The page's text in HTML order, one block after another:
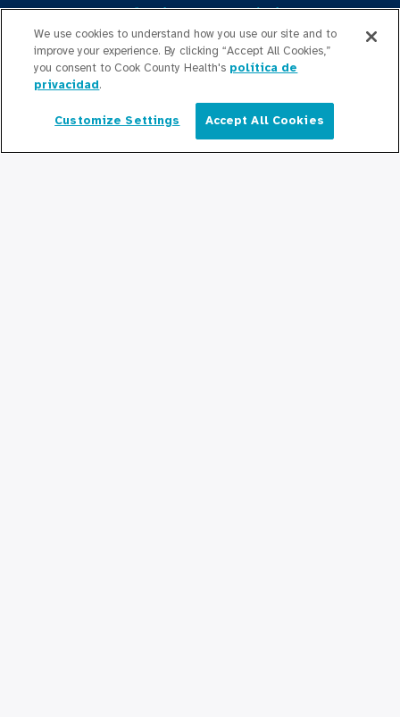
Para Profesionales Médicos
Programas de Becas
Programas de Residencia
Graduate Medical
Education/Professional Education
Español
We use cookies to understand how you use our site and to
improve your experience. By clicking “Accept All Cookies,”
you consent to Cook County Health's política de
privacidad.
Customize Settings Accept All Cookies